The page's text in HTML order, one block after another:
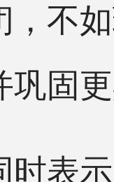
，不
固
表示